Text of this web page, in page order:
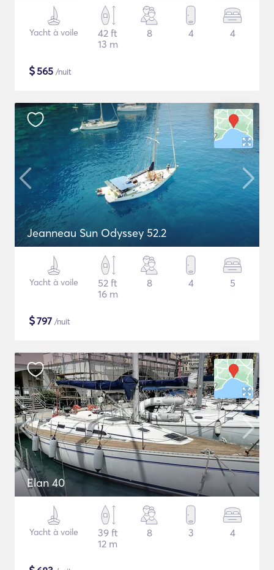
Yacht à voile
42 ft
13 m
8 4 4
$565 /nuit
Jeanneau Sun Odyssey 52.2
Yacht à voile
52 ft
16 m
8 4 5
$797 /nuit
Elan 40
Yacht à voile
39 ft
12 m
8 3 4